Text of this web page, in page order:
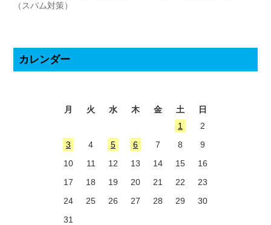
（スパム対策）
カレンダー
月 火 水 木 金 土
日
1
2
3
4 5 6 7 8
9
10
11 12 13 14 15
16
17
18 19 20 21 22
23
24
25 26 27 28 29
30
31